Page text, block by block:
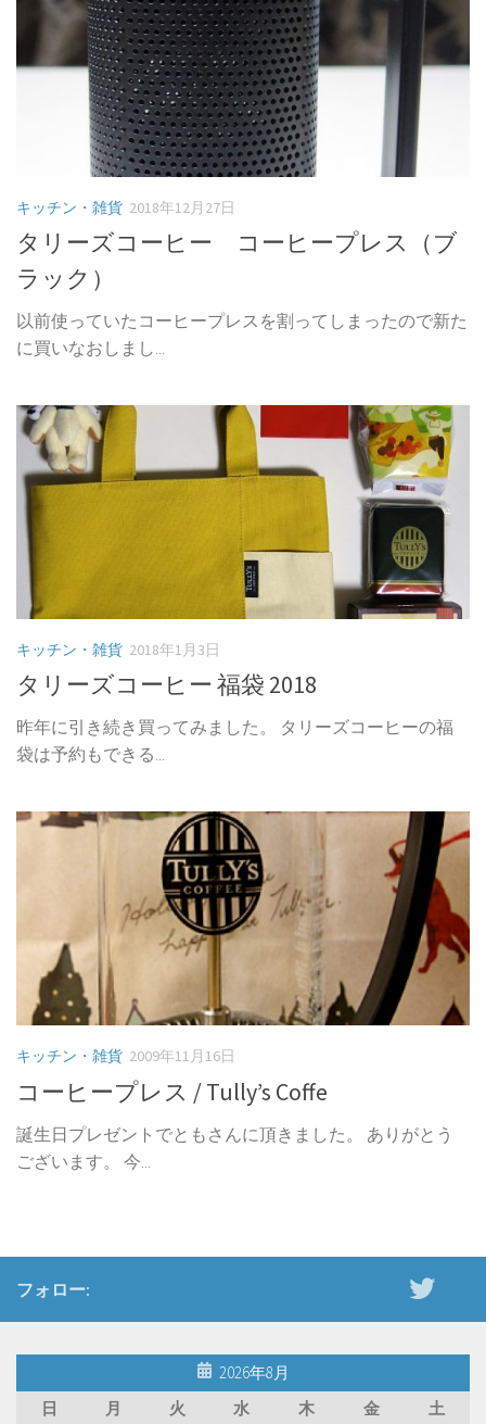
キッチン・雑貨 2018年12月27日
タリーズコーヒー コーヒープレス（ブ
ラック）
以前使っていたコーヒープレスを割ってしまったので新た
に買いなおしまし...
キッチン・雑貨 2018年1月3日
タリーズコーヒー 福袋 2018
昨年に引き続き買ってみました。 タリーズコーヒーの福
袋は予約もできる...
キッチン・雑貨 2009年11月16日
コーヒープレス / Tully’s Coffe
誕生日プレゼントでともさんに頂きました。 ありがとう
ございます。 今...
フォロー:
2026年8月
日
月 火 水 木 金 土